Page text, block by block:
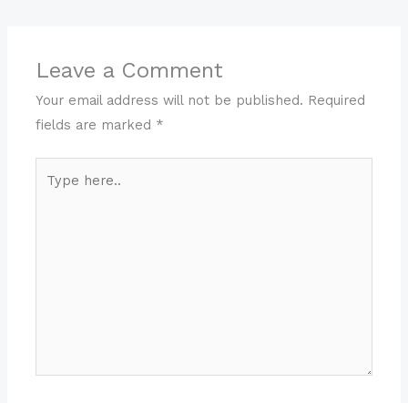
Leave a Comment
Your email address will not be published. Required
fields are marked *
here..